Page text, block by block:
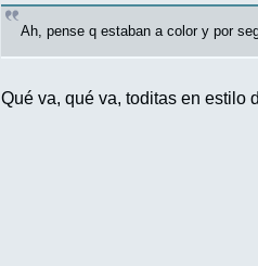
Ah, pense q estaban a color y por
Qué va, qué va, toditas en